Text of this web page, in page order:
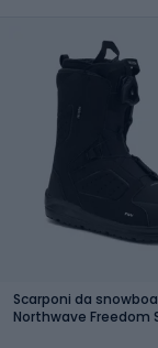
Scarponi da
Northwave Freedom